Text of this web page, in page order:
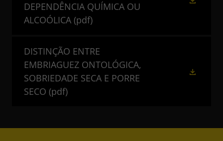
DEPENDÊNCIA QUÍMICA OU
ALCOÓLICA (pdf)
DISTINÇÃO ENTRE
EMBRIAGUEZ ONTOLÓGICA,
SOBRIEDADE SECA E PORRE
SECO (pdf)